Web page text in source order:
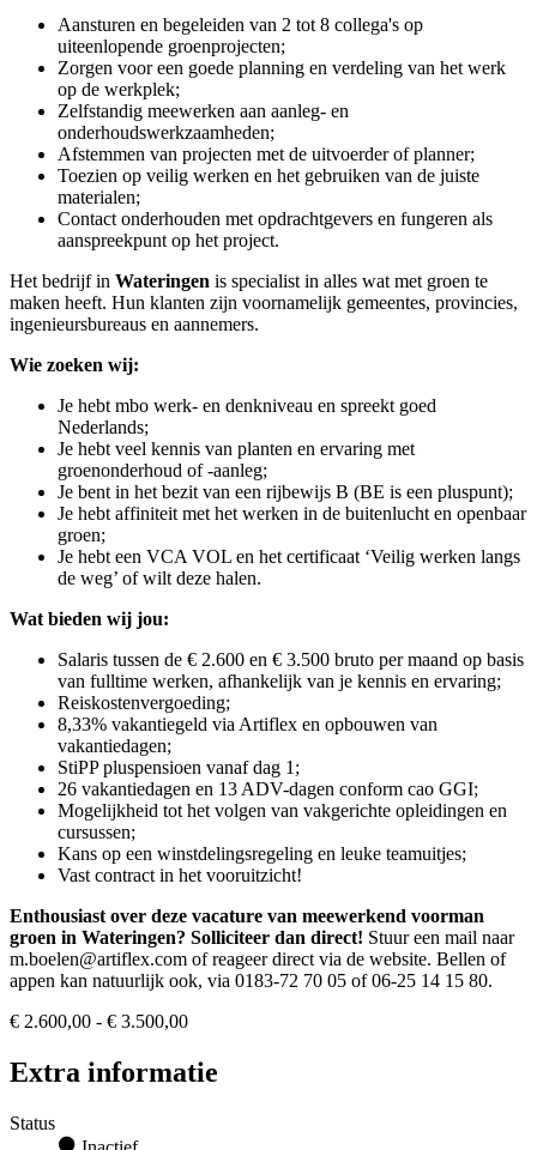
Aansturen en begeleiden van 2 tot 8 collega's op
uiteenlopende groenprojecten;
Zorgen voor een goede planning en verdeling van het werk
op de werkplek;
Zelfstandig meewerken aan aanleg- en
onderhoudswerkzaamheden;
Afstemmen van projecten met de uitvoerder of planner;
Toezien op veilig werken en het gebruiken van de juiste
materialen;
Contact onderhouden met opdrachtgevers en fungeren als
aanspreekpunt op het project.
Het bedrijf in Wateringen is specialist in alles wat met groen te
maken heeft. Hun klanten zijn voornamelijk gemeentes, provincies,
ingenieursbureaus en aannemers.
Wie zoeken wij:
Je hebt mbo werk- en denkniveau en spreekt goed
Nederlands;
Je hebt veel kennis van planten en ervaring met
groenonderhoud of -aanleg;
Je bent in het bezit van een rijbewijs B (BE is een pluspunt);
Je hebt affiniteit met het werken in de buitenlucht en openbaar
groen;
Je hebt een VCA VOL en het certificaat ‘Veilig werken langs
de weg’ of wilt deze halen.
Wat bieden wij jou:
Salaris tussen de € 2.600 en € 3.500 bruto per maand op basis
van fulltime werken, afhankelijk van je kennis en ervaring;
Reiskostenvergoeding;
8,33% vakantiegeld via Artiflex en opbouwen van
vakantiedagen;
StiPP pluspensioen vanaf dag 1;
26 vakantiedagen en 13 ADV-dagen conform cao GGI;
Mogelijkheid tot het volgen van vakgerichte opleidingen en
cursussen;
Kans op een winstdelingsregeling en leuke teamuitjes;
Vast contract in het vooruitzicht!
Enthousiast over deze vacature van meewerkend voorman
groen in Wateringen? Solliciteer dan direct! Stuur een mail naar
m.boelen@artiflex.com of reageer direct via de website. Bellen of
appen kan natuurlijk ook, via 0183-72 70 05 of 06-25 14 15 80.
€ 2.600,00 - € 3.500,00
Extra informatie
Status